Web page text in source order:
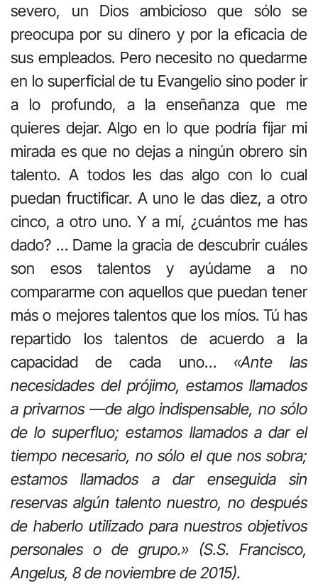
severo, un Dios ambicioso que sólo se
preocupa por su dinero y por la eficacia de
sus empleados. Pero necesito no quedarme
en lo superficial de tu Evangelio sino poder ir
a lo profundo, a la enseñanza que me
quieres dejar. Algo en lo que podría fijar mi
mirada es que no dejas a ningún obrero sin
talento. A todos les das algo con lo cual
puedan fructificar. A uno le das diez, a otro
cinco, a otro uno. Y a mí, ¿cuántos me has
dado? … Dame la gracia de descubrir cuáles
son esos talentos y ayúdame a no
compararme con aquellos que puedan tener
más o mejores talentos que los míos. Tú has
repartido los talentos de acuerdo a la
capacidad de cada uno… «Ante las
necesidades del prójimo, estamos llamados
a privarnos —de algo indispensable, no sólo
de lo superfluo; estamos llamados a dar el
tiempo necesario, no sólo el que nos sobra;
estamos llamados a dar enseguida sin
reservas algún talento nuestro, no después
de haberlo utilizado para nuestros objetivos
personales o de grupo.» (S.S. Francisco,
Angelus, 8 de noviembre de 2015).